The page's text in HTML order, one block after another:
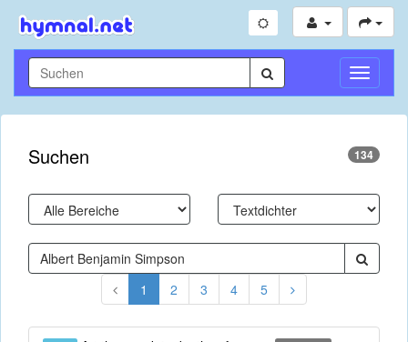
Suchen 134
1 2 3 4 5